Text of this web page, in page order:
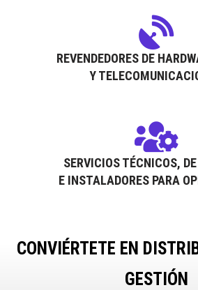
REVENDEDORES DE
Y
SERVICIOS TÉCNICOS,
E INSTALADORES PARA
CONVIÉRTETE EN
GESTIÓN